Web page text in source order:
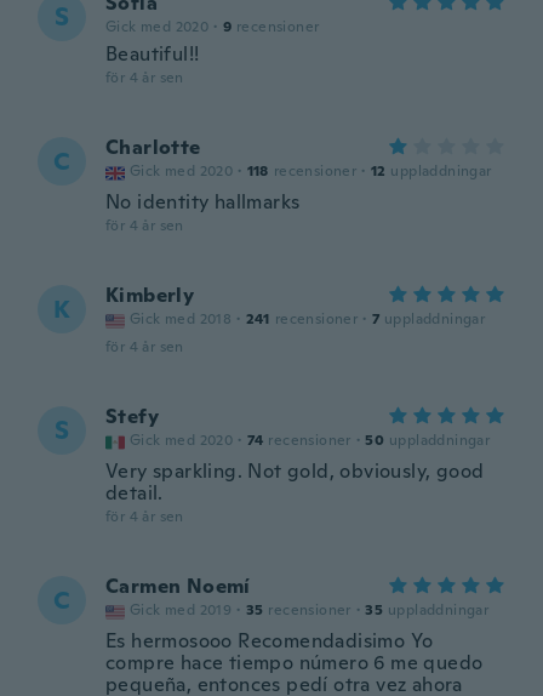
S Gick med 2020 · 9 recensioner
Beautiful!!
för 4 år sen
C Charlotte
Gick med 2020 · 118 recensioner · 12 uppladdningar
No identity hallmarks
för 4 år sen
K Kimberly
Gick med 2018 · 241 recensioner · 7 uppladdningar
för 4 år sen
S Stefy
Gick med 2020 · 74 recensioner · 50 uppladdningar
Very sparkling. Not gold, obviously, good
detail.
för 4 år sen
C Carmen Noemí
Gick med 2019 · 35 recensioner · 35 uppladdningar
Es hermosooo Recomendadisimo Yo
compre hace tiempo número 6 me quedo
pequeña, entonces pedí otra vez ahora